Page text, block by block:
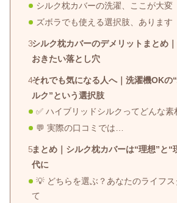
シルク枕カバーの洗濯、ここが大変
ズボラでも使える選択肢、あります
シルク枕カバーのデメリットまとめ
おきたい落とし穴
それでも気になる人へ｜洗濯機OKの
ルク”という選択肢
✅ ハイブリッドシルクってどんな素
💬 実際の口コミでは…
まとめ｜シルク枕カバーは“理想”と“
代に
💡 どちらを選ぶ？あなたのライフ
て